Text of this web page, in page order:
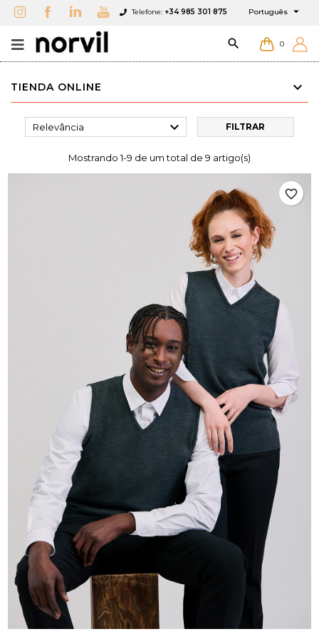
Telefone: +34 985 301 875 Português 
 0
TIENDA ONLINE
Relevância  FILTRAR
Mostrando 1-9 de um total de 9 artigo(s)
favorite_border